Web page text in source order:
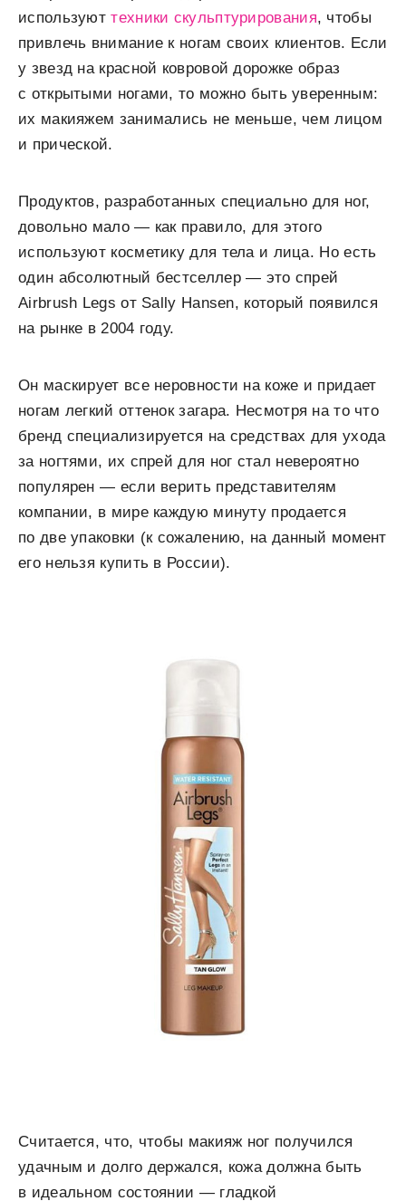
используюттехники скульптурирования, чтобы
привлечь внимание к ногам своих клиентов. Если
у звезд на красной ковровой дорожке образ
с открытыми ногами, то можно быть уверенным:
их макияжем занимались не меньше, чем лицом
и прической.
Продуктов, разработанных специально для ног,
довольно мало — как правило, для этого
используют косметику для тела и лица. Но есть
один абсолютный бестселлер — это спрей
Airbrush Legs от Sally Hansen, который появился
на рынке в 2004 году.
Он маскирует все неровности на коже и придает
ногам легкий оттенок загара. Несмотря на то что
бренд специализируется на средствах для ухода
за ногтями, их спрей для ног стал невероятно
популярен — если верить представителям
компании, в мире каждую минуту продается
по две упаковки (к сожалению, на данный момент
его нельзя купить в России).
Считается, что, чтобы макияж ног получился
удачным и долго держался, кожа должна быть
в идеальном состоянии — гладкой